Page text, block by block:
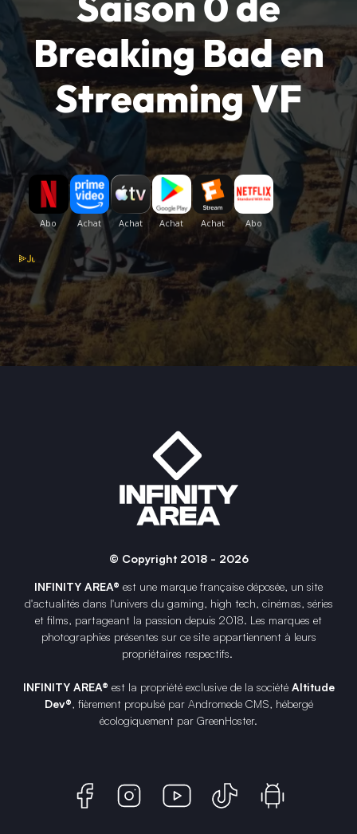
Breaking Bad en
Streaming VF
© Copyright 2018 - 2026
INFINITY AREA® est une marque française déposée, un site
d'actualités dans l'univers du gaming, high tech, cinémas, séries
et films, partageant la passion depuis 2018. Les marques et
photographies présentes sur ce site appartiennent à leurs
propriétaires respectifs.
INFINITY AREA® est la propriété exclusive de la société Altitude
Dev®, fièrement propulsé par Andromede CMS, hébergé
écologiquement par GreenHoster.